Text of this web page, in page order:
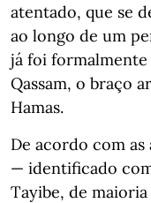
atentado, que se
ao longo de um
já foi formalmente
Qassam, o braço
Hamas.
De acordo com
— identificado
Tayibe, de